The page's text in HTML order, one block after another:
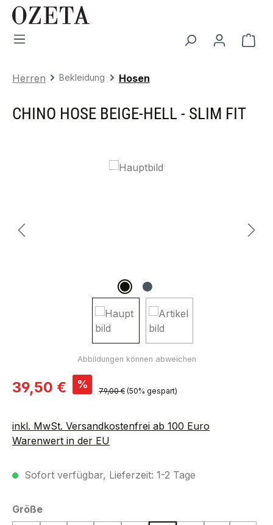
Zum Hauptinhalt springen
Herren Bekleidung Hosen
CHINO HOSE BEIGE-HELL - SLIM FIT
Bildergalerie überspringen
Verkaufspreis:
39,50 € % Regulärer Preis:
79,00 € (50% gespart)
inkl. MwSt. Versandkostenfrei ab 100 Euro
Warenwert in der EU
Sofort verfügbar, Lieferzeit: 1-2 Tage
Größeauswählen